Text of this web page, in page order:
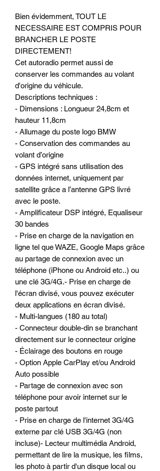
Bien évidemment, TOUT LE
NECESSAIRE EST COMPRIS POUR
BRANCHER LE POSTE
DIRECTEMENT!
Cet autoradio permet aussi de
conserver les commandes au volant
d'origine du véhicule.
Descriptions techniques :
- Dimensions : Longueur 24,8cm et
hauteur 11,8cm
- Allumage du poste logo BMW
- Conservation des commandes au
volant d’origine
- GPS intégré sans utilisation des
données internet, uniquement par
satellite grâce a l’antenne GPS livré
avec le poste.
- Amplificateur DSP intégré, Equaliseur
30 bandes
- Prise en charge de la navigation en
ligne tel que WAZE, Google Maps grâce
au partage de connexion avec un
téléphone (iPhone ou Android etc..) ou
une clé 3G/4G.- Prise en charge de
l'écran divisé, vous pouvez exécuter
deux applications en écran divisé.
- Multi-langues (180 au total)
- Connecteur double-din se branchant
directement sur le connecteur origine
- Éclairage des boutons en rouge
- Option Apple CarPlay et/ou Android
Auto possible
- Partage de connexion avec son
téléphone pour avoir internet sur le
poste partout
- Prise en charge de l'internet 3G/4G
externe par clé USB 3G/4G (non
incluse)- Lecteur multimédia Android,
permettant de lire la musique, les films,
les photo à partir d'un disque local ou